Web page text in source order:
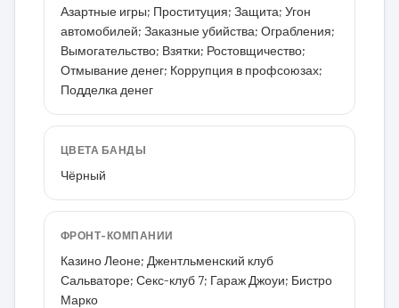
Азартные игры; Проституция; Защита; Угон
автомобилей; Заказные убийства; Ограбления;
Вымогательство; Взятки; Ростовщичество;
Отмывание денег; Коррупция в профсоюзах;
Подделка денег
ЦВЕТА БАНДЫ
Чёрный
ФРОНТ-КОМПАНИИ
Казино Леоне; Джентльменский клуб
Сальваторе; Секс-клуб 7; Гараж Джоуи; Бистро
Марко